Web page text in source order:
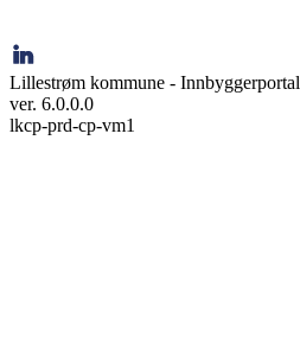
Lillestrøm kommune - Innbyggerportal
ver. 6.0.0.0
lkcp-prd-cp-vm1